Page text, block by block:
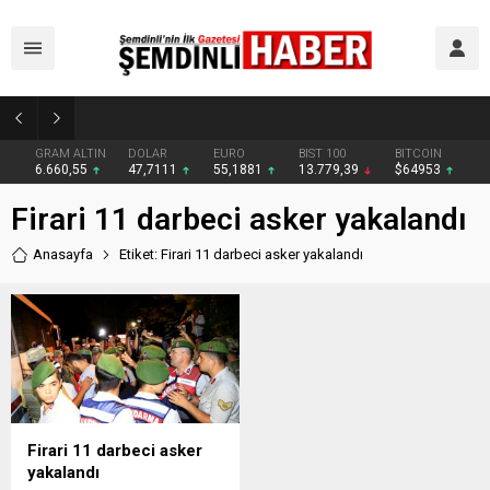
GRAM ALTIN
6.660,55
DOLAR
47,7111
EURO
55,1881
BIST 100
13.779,39
BITCOIN
$64953
Firari 11 darbeci asker yakalandı
Anasayfa Etiket: Firari 11 darbeci asker yakalandı
Firari 11 darbeci asker
yakalandı